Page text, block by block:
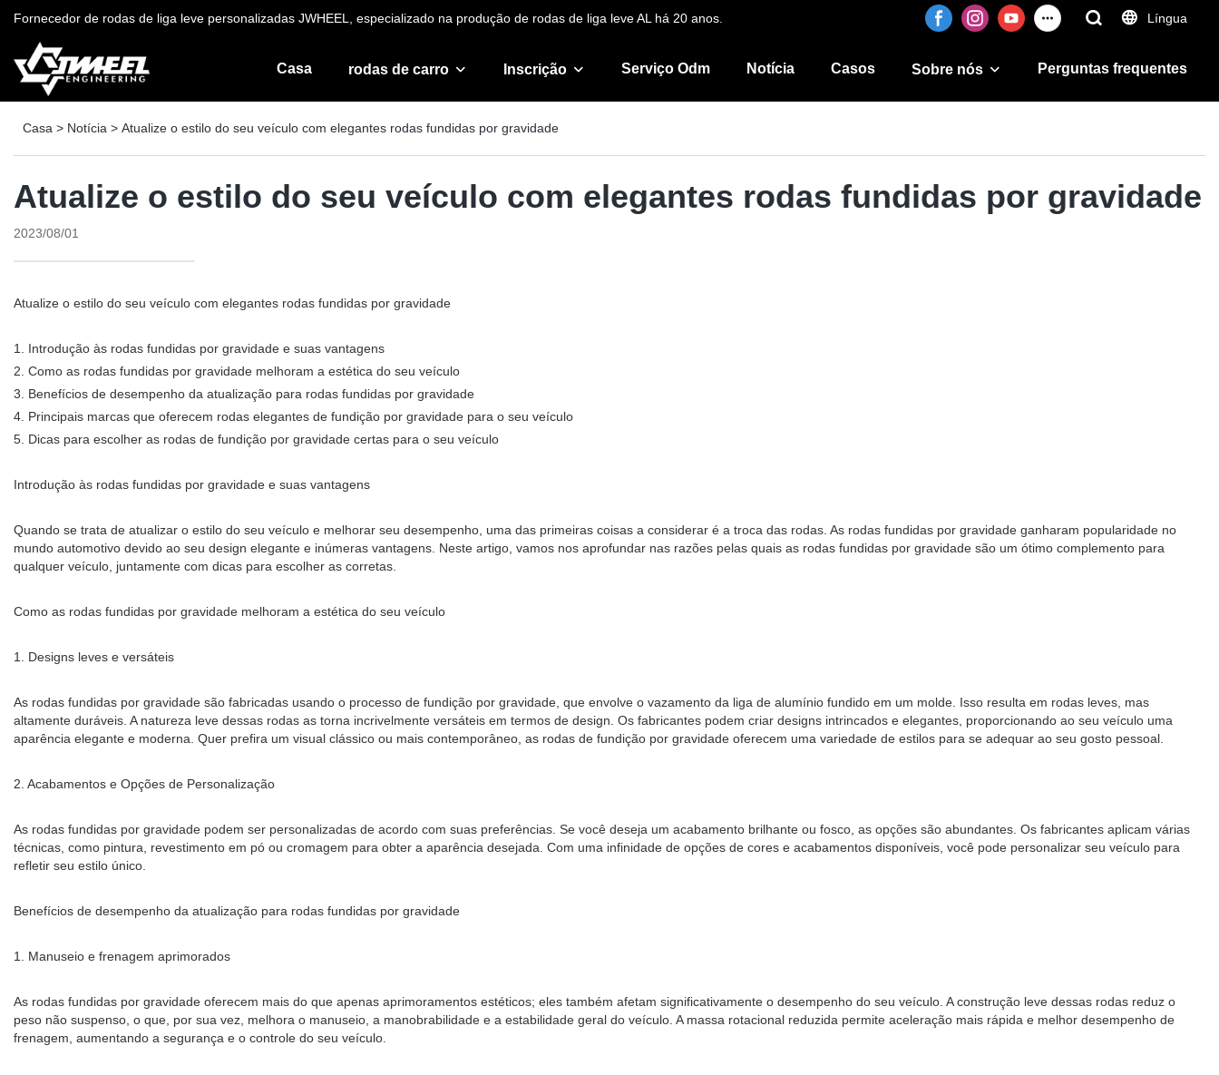
Fornecedor de rodas de liga leve personalizadas JWHEEL, especializado na produção de rodas de liga leve AL há 20 anos. Língua
Casa rodas de carro Inscrição Serviço Odm Notícia Casos Sobre nós Perguntas frequentes
Casa > Notícia > Atualize o estilo do seu veículo com elegantes rodas fundidas por gravidade
Atualize o estilo do seu veículo com elegantes rodas fundidas por gravidade
2023/08/01
Atualize o estilo do seu veículo com elegantes rodas fundidas por gravidade
1. Introdução às rodas fundidas por gravidade e suas vantagens
2. Como as rodas fundidas por gravidade melhoram a estética do seu veículo
3. Benefícios de desempenho da atualização para rodas fundidas por gravidade
4. Principais marcas que oferecem rodas elegantes de fundição por gravidade para o seu veículo
5. Dicas para escolher as rodas de fundição por gravidade certas para o seu veículo
Introdução às rodas fundidas por gravidade e suas vantagens
Quando se trata de atualizar o estilo do seu veículo e melhorar seu desempenho, uma das primeiras coisas a considerar é a troca das rodas. As rodas fundidas por gravidade ganharam popularidade no
mundo automotivo devido ao seu design elegante e inúmeras vantagens. Neste artigo, vamos nos aprofundar nas razões pelas quais as rodas fundidas por gravidade são um ótimo complemento para
qualquer veículo, juntamente com dicas para escolher as corretas.
Como as rodas fundidas por gravidade melhoram a estética do seu veículo
1. Designs leves e versáteis
As rodas fundidas por gravidade são fabricadas usando o processo de fundição por gravidade, que envolve o vazamento da liga de alumínio fundido em um molde. Isso resulta em rodas leves, mas
altamente duráveis. A natureza leve dessas rodas as torna incrivelmente versáteis em termos de design. Os fabricantes podem criar designs intrincados e elegantes, proporcionando ao seu veículo uma
aparência elegante e moderna. Quer prefira um visual clássico ou mais contemporâneo, as rodas de fundição por gravidade oferecem uma variedade de estilos para se adequar ao seu gosto pessoal.
2. Acabamentos e Opções de Personalização
As rodas fundidas por gravidade podem ser personalizadas de acordo com suas preferências. Se você deseja um acabamento brilhante ou fosco, as opções são abundantes. Os fabricantes aplicam várias
técnicas, como pintura, revestimento em pó ou cromagem para obter a aparência desejada. Com uma infinidade de opções de cores e acabamentos disponíveis, você pode personalizar seu veículo para
refletir seu estilo único.
Benefícios de desempenho da atualização para rodas fundidas por gravidade
1. Manuseio e frenagem aprimorados
As rodas fundidas por gravidade oferecem mais do que apenas aprimoramentos estéticos; eles também afetam significativamente o desempenho do seu veículo. A construção leve dessas rodas reduz o
peso não suspenso, o que, por sua vez, melhora o manuseio, a manobrabilidade e a estabilidade geral do veículo. A massa rotacional reduzida permite aceleração mais rápida e melhor desempenho de
frenagem, aumentando a segurança e o controle do seu veículo.